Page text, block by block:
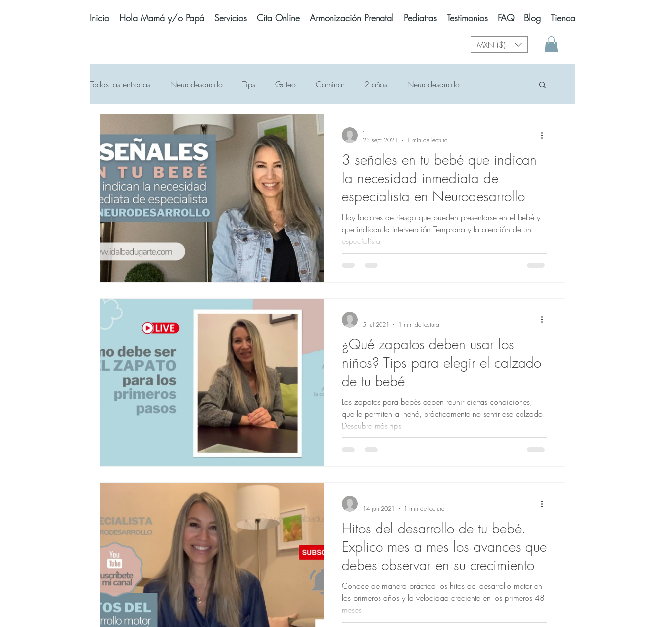
Inicio Hola Mamá y/o Papá Servicios Cita Online Armonización Prenatal Pediatras Testimonios FAQ Blog Tienda
MXN ($)
Todas las entradas Neurodesarrollo Tips Gateo Caminar 2 años Neurodesarrollo
Balancín Alimentación Mitos Neurodesarrollo
Juegos Juguetes bebés Embarazo Bebé prematuro Pantallas Televisión Celulares
Naturaleza Plagiocefalia Sueño Dormir Andaderas Lenguaje Lectura Giros 10 meses
Pautas del Desarrollo
3 señales en tu bebé que indican
la necesidad inmediata de
especialista en Neurodesarrollo
Hay factores de riesgo que pueden presentarse en el bebé y
que indican la Intervención Temprana y la atención de un
especialista
-
23 sept 2021
1 min de lectura
¿Qué zapatos deben usar los
niños? Tips para elegir el calzado
de tu bebé
Los zapatos para bebés deben reunir ciertas condiciones,
que le permiten al nené, prácticamente no sentir ese calzado.
Descubre más tips
-
5 jul 2021
1 min de lectura
Hitos del desarrollo de tu bebé.
Explico mes a mes los avances que
debes observar en su crecimiento
Conoce de manera práctica los hitos del desarrollo motor en
los primeros años y la velocidad creciente en los primeros 48
meses
-
14 jun 2021
1 min de lectura